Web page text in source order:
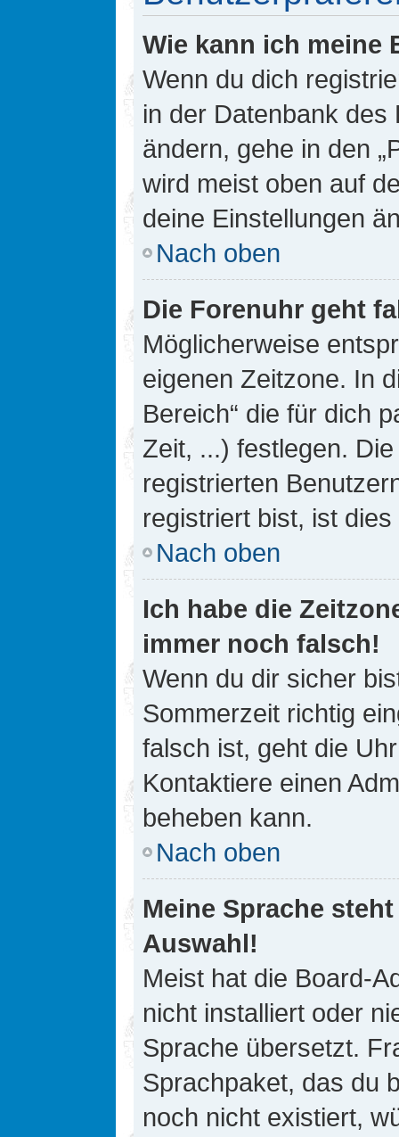
Wie kann ich meine
Wenn du dich
in der Datenbank
ändern, gehe in den
wird meist oben auf
deine Einstellungen
Nach oben
Die Forenuhr geht
Möglicherweise
eigenen Zeitzone. In
Bereich“ die für dich
Zeit, ...) festlegen.
registrierten
registriert bist, ist
Nach oben
Ich habe die
immer noch falsch!
Wenn du dir sicher
Sommerzeit richtig
falsch ist, geht die
Kontaktiere einen
beheben kann.
Nach oben
Meine Sprache
Auswahl!
Meist hat die Board-
nicht installiert oder
Sprache übersetzt.
Sprachpaket, das du
noch nicht existiert,